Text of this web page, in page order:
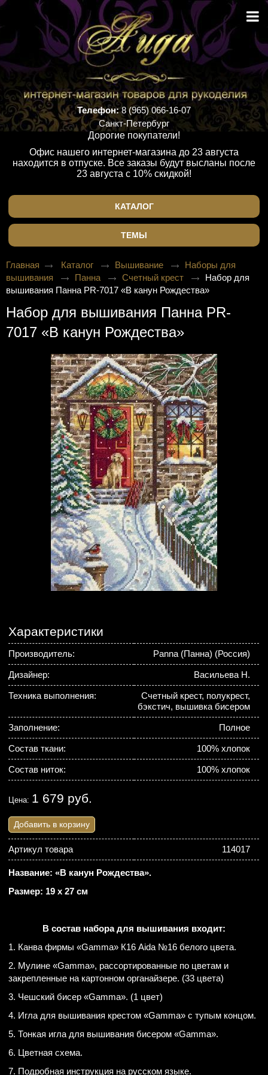
Телефон:8 (965) 066-16-07
Санкт-Петербург
Дорогие покупатели!
Офис нашего интернет-магазина до 23 августа
находится в отпуске. Все заказы будут высланы после
23 августа с 10% скидкой!
КАТАЛОГ
ТЕМЫ
Главная Каталог Вышивание
Наборы для
вышивания
Панна Счетный крест
Набор для
вышивания Панна PR-7017 «В канун Рождества»
Набор для вышивания Панна PR-
7017 «В канун Рождества»
Характеристики
Производитель: Panna (Панна) (Россия)
Дизайнер: Васильева Н.
Техника выполнения:
Счетный крест, полукрест,
бэкстич, вышивка бисером
Заполнение: Полное
Состав ткани: 100% хлопок
Состав ниток: 100% хлопок
Цена: 1 679 руб.
Добавить в корзину
Артикул товара 114017
Название: «В канун Рождества».
Размер: 19 х 27 см
В состав набора для вышивания входит:
1. Канва фирмы «Gamma» К16 Aida №16 белого цвета.
2. Мулине «Gamma», рассортированные по цветам и
закрепленные на картонном органайзере. (33 цвета)
3. Чешский бисер «Gamma». (1 цвет)
4. Игла для вышивания крестом «Gamma» с тупым концом.
5. Тонкая игла для вышивания бисером «Gamma».
6. Цветная схема.
7. Подробная инструкция на русском языке.